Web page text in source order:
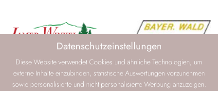
Datenschutzeinstellungen
Diese Website verwendet Cookies und ähnliche Technologien, um
externe Inhalte einzubinden, statistische Auswertungen vorzunehmen
sowie personalisierte und nicht-personalisierte Werbung anzuzeigen.